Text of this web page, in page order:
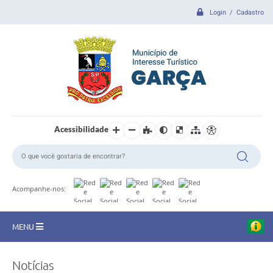
Login / Cadastro
Acessibilidade
Acompanhe-nos:
MENU
CIDADE
Notícias